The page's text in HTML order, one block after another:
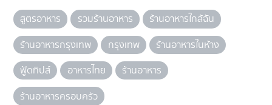
สูตรอาหาร รวมร้านอาหาร
ร้านอาหารใกล้ฉัน
ร้านอาหารกรุงเทพ
กรุงเทพ
ร้านอาหารในห้าง
ฟู้ดทิปส์
อาหารไทย
ร้านอาหาร
ร้านอาหารครอบครัว